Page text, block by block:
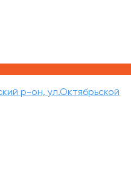
р-он, ул.Октябрьской